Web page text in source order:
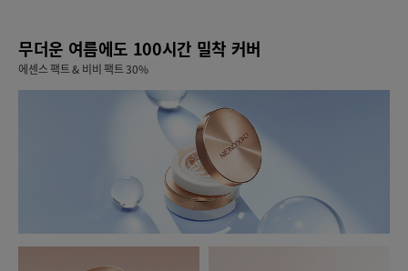
무더운 여름에도 100시간 밀착 커버
에센스 팩트 & 비비 팩트 30%